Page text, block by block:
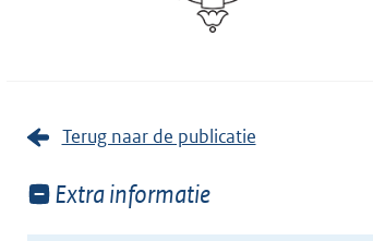
Terug naar de publicatie
Toon
Extra informatie